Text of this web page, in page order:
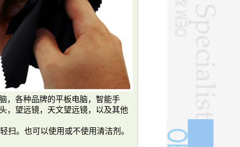
，各种品牌的平板电脑，智能手
，望远镜，天文望远镜，以及其他
扫。也可以使用或不使用清洁剂。